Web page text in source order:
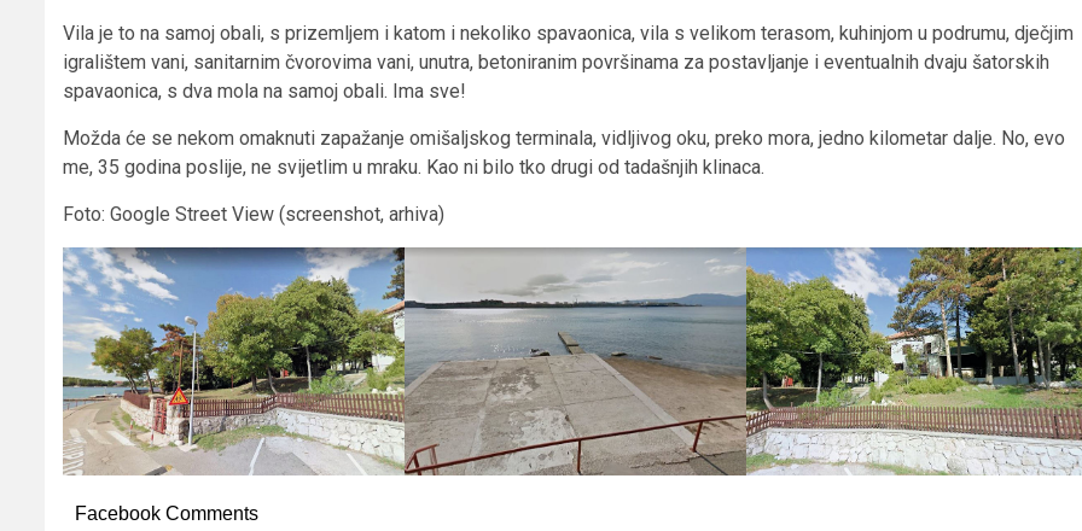
Vila je to na samoj obali, s prizemljem i katom i nekoliko spavaonica, vila s velikom terasom, kuhinjom u podrumu, dječjim
igralištem vani, sanitarnim čvorovima vani, unutra, betoniranim površinama za postavljanje i eventualnih dvaju šatorskih
spavaonica, s dva mola na samoj obali. Ima sve!
Možda će se nekom omaknuti zapažanje omišaljskog terminala, vidljivog oku, preko mora, jedno kilometar dalje. No, evo
me, 35 godina poslije, ne svijetlim u mraku. Kao ni bilo tko drugi od tadašnjih klinaca.
Foto: Google Street View (screenshot, arhiva)
Facebook Comments